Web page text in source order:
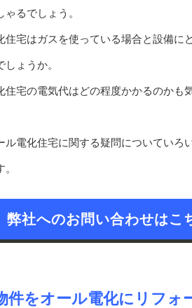
ゃるでしょう。
住宅はガスを使っている場合と設備に
しょうか。
住宅の電気代はどの程度かかるのかも
ル電化住宅に関する疑問についていろ
弊社へのお問い合わせはこ
件をオール電化にリフォ